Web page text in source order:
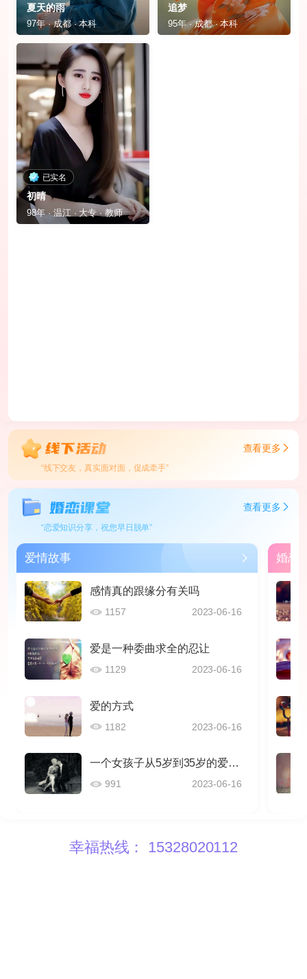
夏天的雨
97年 · 成都 · 本科
追梦
95年 · 成都 · 本科
已实名
初晴
98年 · 温江 · 大专 · 教师
查看更多
“线下交友，真实面对面，促成牵手”
查看更多
“恋爱知识分享，祝您早日脱单”
爱情故事
感情真的跟缘分有关吗
1157 2023-06-16
爱是一种委曲求全的忍让
1129 2023-06-16
爱的方式
1182 2023-06-16
一个女孩子从5岁到35岁的爱情感悟
991 2023-06-16
婚恋
幸福热线： 15328020112